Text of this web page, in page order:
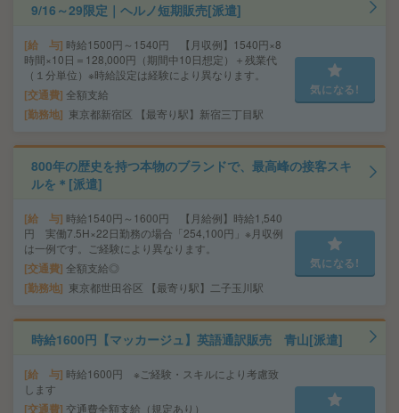
9/16～29限定｜ヘルノ短期販売[派遣]
給 与 時給1500円～1540円 【月収例】1540円×8
時間×10日＝128,000円（期間中10日想定）＋残業代
（１分単位）※時給設定は経験により異なります。
交通費 全額支給
勤務地 東京都新宿区 【最寄り駅】新宿三丁目駅
気になる!
800年の歴史を持つ本物のブランドで、最高峰の接客スキ
ルを＊[派遣]
給 与 時給1540円～1600円 【月給例】時給1,540
円 実働7.5H×22日勤務の場合「254,100円」※月収例
は一例です。ご経験により異なります。
交通費 全額支給◎
勤務地 東京都世田谷区 【最寄り駅】二子玉川駅
気になる!
時給1600円【マッカージュ】英語通訳販売 青山[派遣]
給 与 時給1600円 ※ご経験・スキルにより考慮致
します
交通費 交通費全額支給（規定あり）